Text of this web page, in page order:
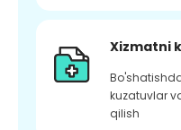
Xizmatni
kuzatuvlar
qilish